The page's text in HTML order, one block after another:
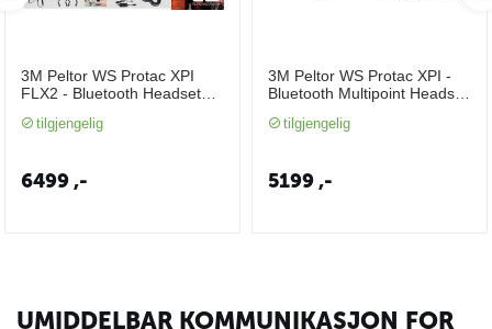
3M Peltor WS Protac XPI
FLX2 - Bluetooth Headset
tilkobling til håndholdt radio
tilgjengelig
6499,-
3M Peltor WS Protac XPI -
Bluetooth Multipoint Headset
LISTENING)
tilgjengelig
5199,-
UMIDDELBAR KOMMUNIKASJON FOR